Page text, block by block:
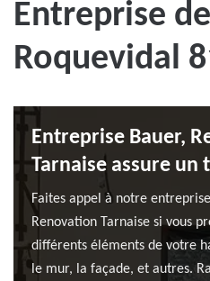
Entreprise
Roquevidal
Entreprise Bauer,
Tarnaise assure un
Faites appel à notre
Renovation Tarnaise si vous
différents éléments de votre
le mur, la façade, et autres.